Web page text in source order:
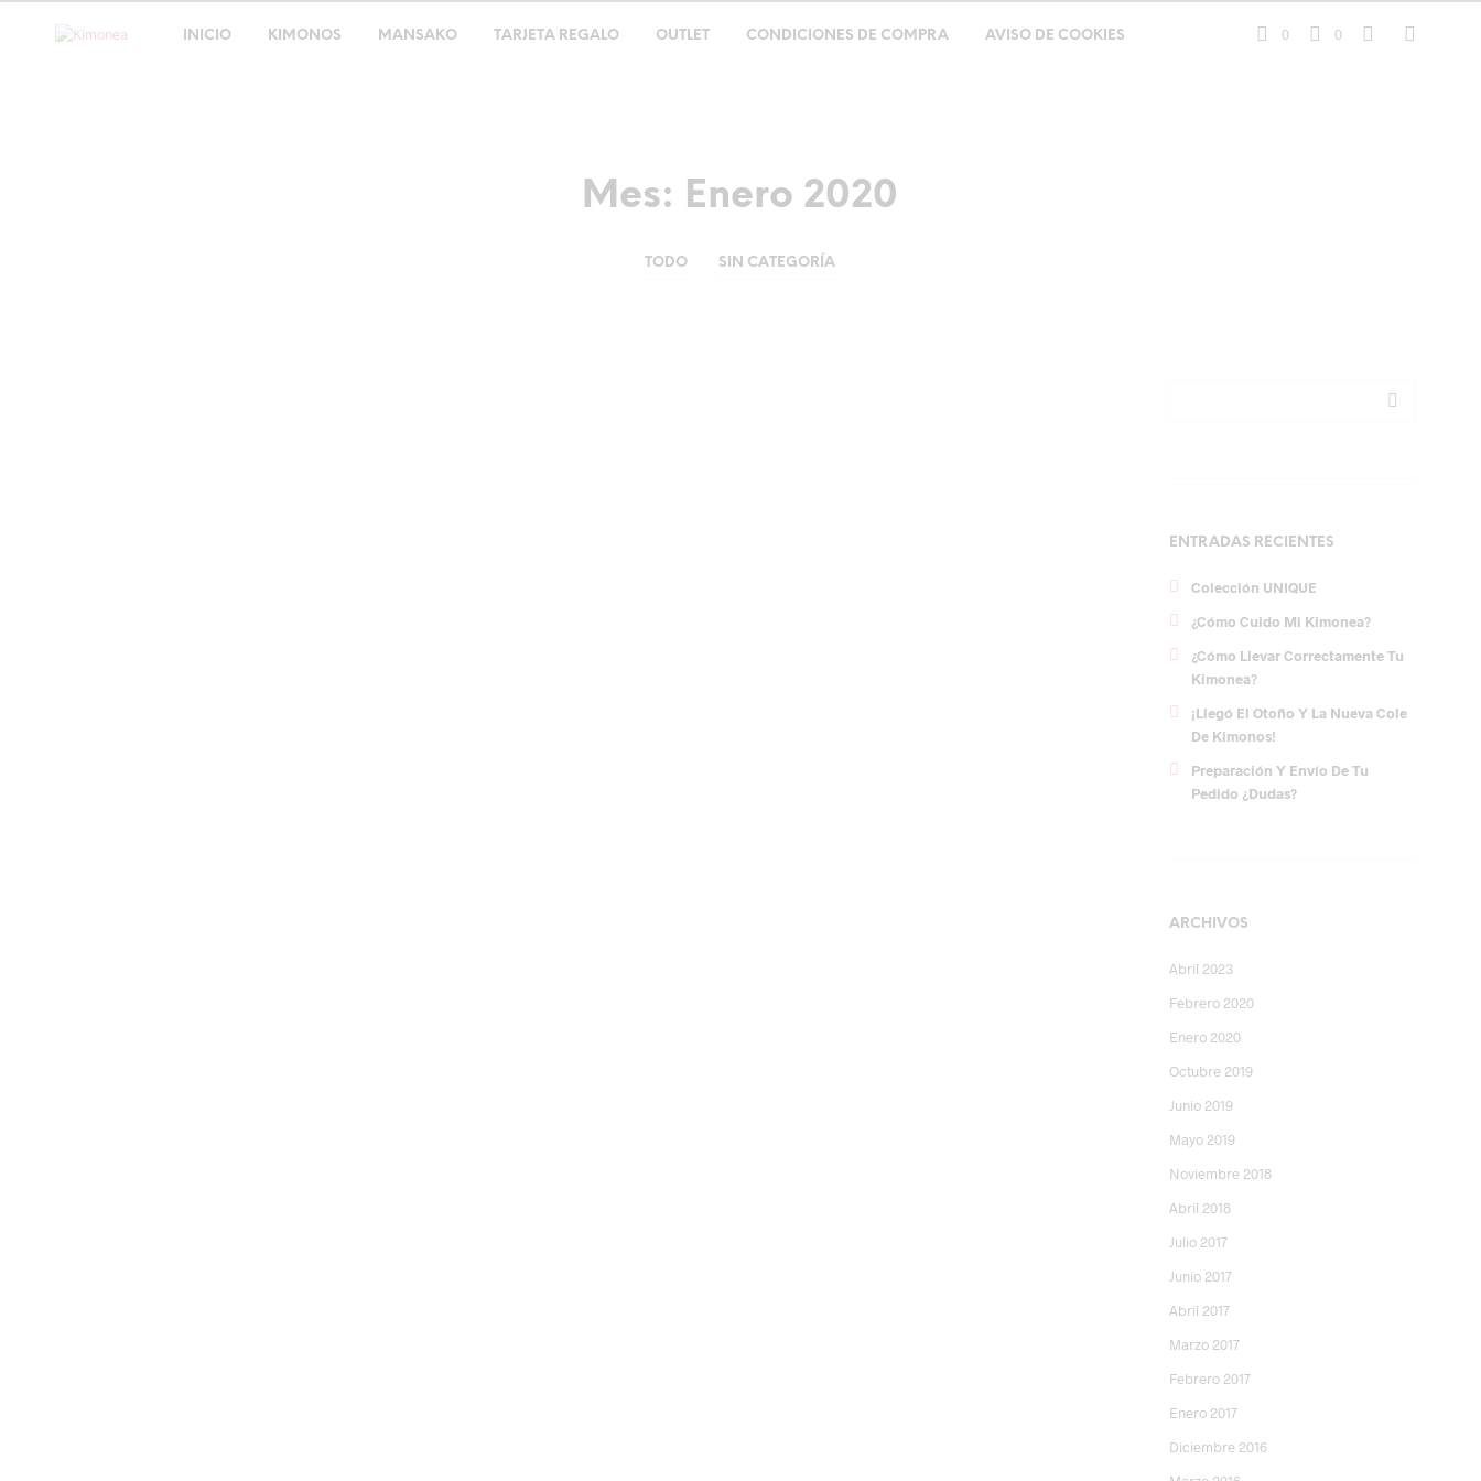
INICIO KIMONOS MANSAKO TARJETA REGALO OUTLET CONDICIONES DE COMPRA AVISO DE COOKIES 0 0
Mes: Enero 2020
TODO SIN CATEGORÍA
ENTRADAS RECIENTES
Colección UNIQUE
¿Cómo Cuido Mi Kimonea?
¿Cómo Llevar Correctamente Tu
Kimonea?
¡Llegó El Otoño Y La Nueva Cole
De Kimonos!
Preparación Y Envío De Tu
Pedido ¿dudas?
ARCHIVOS
Abril 2023
Febrero 2020
Enero 2020
Octubre 2019
Junio 2019
Mayo 2019
Noviembre 2018
Abril 2018
Julio 2017
Junio 2017
Abril 2017
Marzo 2017
Febrero 2017
Enero 2017
Diciembre 2016